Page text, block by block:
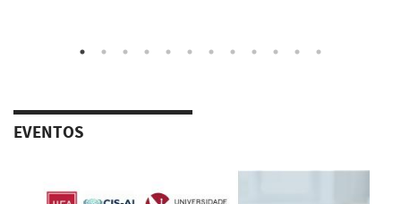
EVENTOS